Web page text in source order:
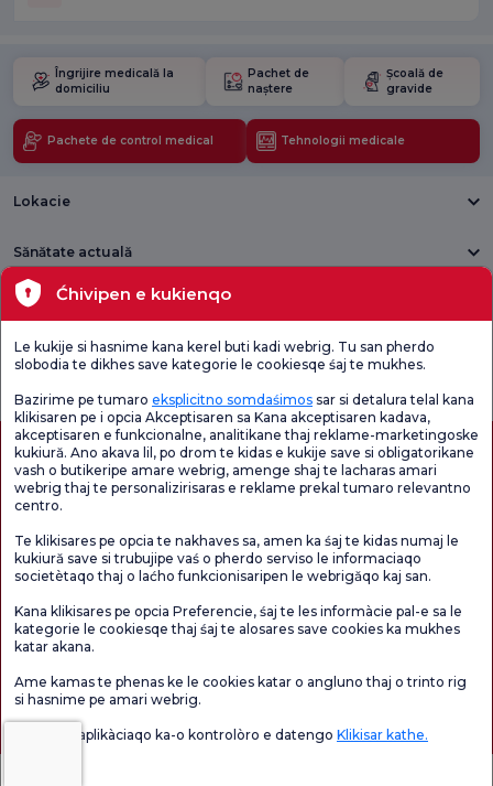
Îngrijire medicală la
domiciliu
Pachet de
naștere
Școală de
gravide
Pachete de control medical Tehnologii medicale
Lokacie
Sănătate actuală
Unități medicale
Sondaj general
Verificați
Chestionarul de
Sondaj de
Conținutul paginii are doar scop informativ. Asigurați-vă că vă consultați medicul
pentru diagnostic și tratament.
Editor: Uğurcan Durmuş - 0 549 455 55 46. - Data actualizării: 08.08.2026
Ćhivipen e kukienqo
Le kukije si hasnime kana kerel buti kadi webrig. Tu san pherdo
slobodia te dikhes save kategorie le cookiesqe śaj te mukhes.
Bazirime pe tumaro eksplicitno somdaśimos sar si detalura telal kana
klikisaren pe i opcia Akceptisaren sa Kana akceptisaren kadava,
akceptisaren e funkcionalne, analitikane thaj reklame-marketingoske
kukiură. Ano akava lil, po drom te kidas e kukije save si obligatorikane
vash o butikeripe amare webrig, amenge shaj te lacharas amari
webrig thaj te personalizirisaras e reklame prekal tumaro relevantno
centro.
Te klikisares pe opcia te nakhaves sa, amen ka śaj te kidas numaj le
kukiură save si trubujipe vaś o pherdo serviso le informaciaqo
societètaqo thaj o laćho funkcionisaripen le webrigăqo kaj san.
Kana klikisares pe opcia Preferencie, śaj te les informàcie pal-e sa le
kategorie le cookiesqe thaj śaj te alosares save cookies ka mukhes
katar akana.
Ame kamas te phenas ke le cookies katar o angluno thaj o trinto rig
si hasnime pe amari webrig.
Vaś o lil e aplikàciaqo ka-o kontrolòro e datengo Klikisar kathe.